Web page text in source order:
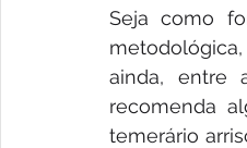
Seja como
ainda, entre
recomenda
temerário